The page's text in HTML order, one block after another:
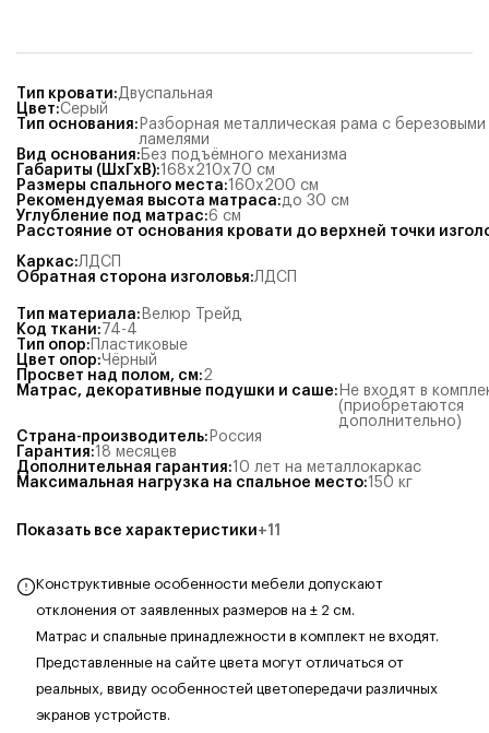
Тип кровати:Двуспальная
Цвет:Серый
Тип основания: Разборная металлическая рама с березовыми
ламелями
Вид основания: Без подъёмного механизма
Габариты (ШхГхВ):168x210x70 см
Размеры спального места:160x200 см
Рекомендуемая высота матраса:до 30 см
Углубление под матрас:6 см
Расстояние от основания кровати до верхней точки
Каркас:ЛДСП
Обратная сторона изголовья:ЛДСП
Тип материала: Велюр Трейд
Код ткани: 74-4
Тип опор: Пластиковые
Цвет опор:Чёрный
Просвет над полом, см:2
Матрас, декоративные подушки и саше: Не входят в
(приобретаются
дополнительно)
Страна-производитель: Россия
Гарантия:18 месяцев
Дополнительная гарантия:10 лет на металлокаркас
Максимальная нагрузка на спальное место:150 кг
Показать все характеристики+11
Конструктивные особенности мебели допускают
отклонения от заявленных размеров на ± 2 см.
Матрас и спальные принадлежности в комплект не входят.
Представленные на сайте цвета могут отличаться от
реальных, ввиду особенностей цветопередачи различных
экранов устройств.